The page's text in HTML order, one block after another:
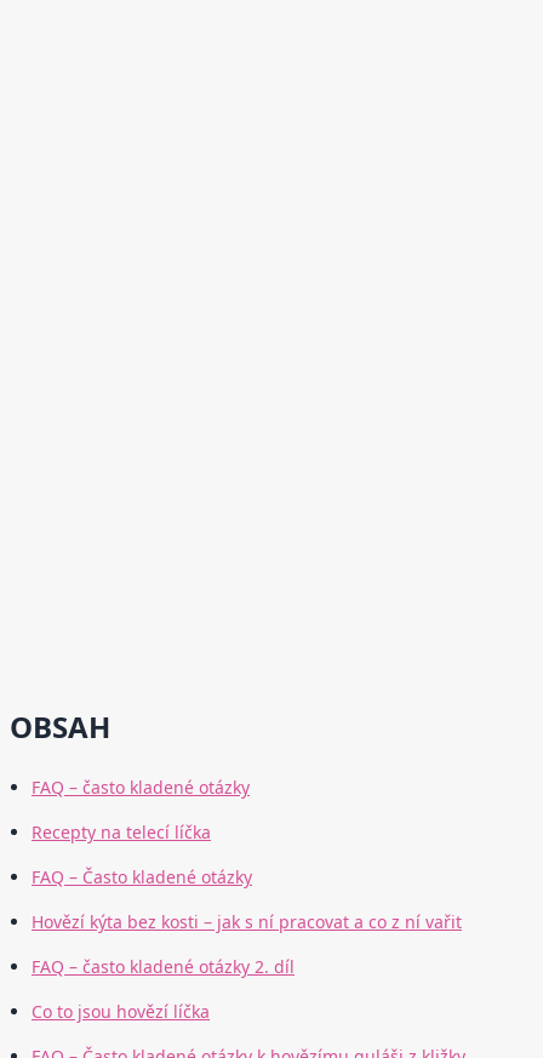
OBSAH
FAQ – často kladené otázky
Recepty na telecí líčka
FAQ – Často kladené otázky
Hovězí kýta bez kosti – jak s ní pracovat a co z ní vařit
FAQ – často kladené otázky 2. díl
Co to jsou hovězí líčka